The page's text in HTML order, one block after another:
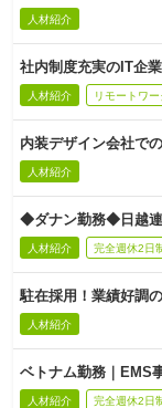
人材紹介
社内制度充実のIT企
人材紹介 リモートワ
内装デザイン会社で
人材紹介
◆ダナン勤務◆日越連
人材紹介 完全週休2日
駐在採用！業績好調
人材紹介
ベトナム勤務｜EMS
人材紹介 完全週休2日